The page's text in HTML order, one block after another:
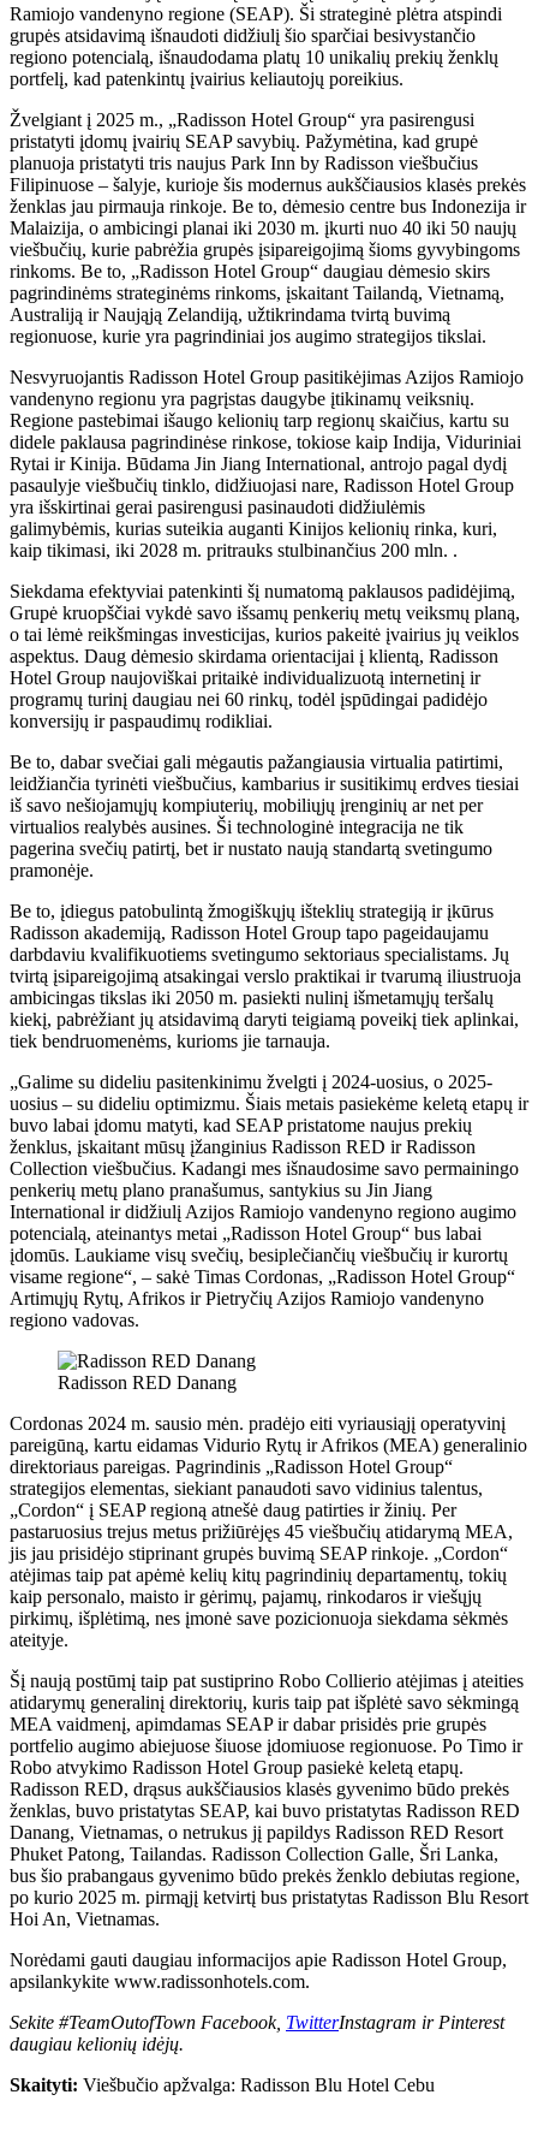
Ramiojo vandenyno regione (SEAP). Ši strateginė plėtra atspindi
grupės atsidavimą išnaudoti didžiulį šio sparčiai besivystančio
regiono potencialą, išnaudodama platų 10 unikalių prekių ženklų
portfelį, kad patenkintų įvairius keliautojų poreikius.
Žvelgiant į 2025 m., „Radisson Hotel Group“ yra pasirengusi
pristatyti įdomų įvairių SEAP savybių. Pažymėtina, kad grupė
planuoja pristatyti tris naujus Park Inn by Radisson viešbučius
Filipinuose – šalyje, kurioje šis modernus aukščiausios klasės prekės
ženklas jau pirmauja rinkoje. Be to, dėmesio centre bus Indonezija ir
Malaizija, o ambicingi planai iki 2030 m. įkurti nuo 40 iki 50 naujų
viešbučių, kurie pabrėžia grupės įsipareigojimą šioms gyvybingoms
rinkoms. Be to, „Radisson Hotel Group“ daugiau dėmesio skirs
pagrindinėms strateginėms rinkoms, įskaitant Tailandą, Vietnamą,
Australiją ir Naująją Zelandiją, užtikrindama tvirtą buvimą
regionuose, kurie yra pagrindiniai jos augimo strategijos tikslai.
Nesvyruojantis Radisson Hotel Group pasitikėjimas Azijos Ramiojo
vandenyno regionu yra pagrįstas daugybe įtikinamų veiksnių.
Regione pastebimai išaugo kelionių tarp regionų skaičius, kartu su
didele paklausa pagrindinėse rinkose, tokiose kaip Indija, Viduriniai
Rytai ir Kinija. Būdama Jin Jiang International, antrojo pagal dydį
pasaulyje viešbučių tinklo, didžiuojasi nare, Radisson Hotel Group
yra išskirtinai gerai pasirengusi pasinaudoti didžiulėmis
galimybėmis, kurias suteikia auganti Kinijos kelionių rinka, kuri,
kaip tikimasi, iki 2028 m. pritrauks stulbinančius 200 mln. .
Siekdama efektyviai patenkinti šį numatomą paklausos padidėjimą,
Grupė kruopščiai vykdė savo išsamų penkerių metų veiksmų planą,
o tai lėmė reikšmingas investicijas, kurios pakeitė įvairius jų veiklos
aspektus. Daug dėmesio skirdama orientacijai į klientą, Radisson
Hotel Group naujoviškai pritaikė individualizuotą internetinį ir
programų turinį daugiau nei 60 rinkų, todėl įspūdingai padidėjo
konversijų ir paspaudimų rodikliai.
Be to, dabar svečiai gali mėgautis pažangiausia virtualia patirtimi,
leidžiančia tyrinėti viešbučius, kambarius ir susitikimų erdves tiesiai
iš savo nešiojamųjų kompiuterių, mobiliųjų įrenginių ar net per
virtualios realybės ausines. Ši technologinė integracija ne tik
pagerina svečių patirtį, bet ir nustato naują standartą svetingumo
pramonėje.
Be to, įdiegus patobulintą žmogiškųjų išteklių strategiją ir įkūrus
Radisson akademiją, Radisson Hotel Group tapo pageidaujamu
darbdaviu kvalifikuotiems svetingumo sektoriaus specialistams. Jų
tvirtą įsipareigojimą atsakingai verslo praktikai ir tvarumą iliustruoja
ambicingas tikslas iki 2050 m. pasiekti nulinį išmetamųjų teršalų
kiekį, pabrėžiant jų atsidavimą daryti teigiamą poveikį tiek aplinkai,
tiek bendruomenėms, kurioms jie tarnauja.
„Galime su dideliu pasitenkinimu žvelgti į 2024-uosius, o 2025-
uosius – su dideliu optimizmu. Šiais metais pasiekėme keletą etapų ir
buvo labai įdomu matyti, kad SEAP pristatome naujus prekių
ženklus, įskaitant mūsų įžanginius Radisson RED ir Radisson
Collection viešbučius. Kadangi mes išnaudosime savo permainingo
penkerių metų plano pranašumus, santykius su Jin Jiang
International ir didžiulį Azijos Ramiojo vandenyno regiono augimo
potencialą, ateinantys metai „Radisson Hotel Group“ bus labai
įdomūs. Laukiame visų svečių, besiplečiančių viešbučių ir kurortų
visame regione“, – sakė Timas Cordonas, „Radisson Hotel Group“
Artimųjų Rytų, Afrikos ir Pietryčių Azijos Ramiojo vandenyno
regiono vadovas.
Radisson RED Danang
Cordonas 2024 m. sausio mėn. pradėjo eiti vyriausiąjį operatyvinį
pareigūną, kartu eidamas Vidurio Rytų ir Afrikos (MEA) generalinio
direktoriaus pareigas. Pagrindinis „Radisson Hotel Group“
strategijos elementas, siekiant panaudoti savo vidinius talentus,
„Cordon“ į SEAP regioną atnešė daug patirties ir žinių. Per
pastaruosius trejus metus prižiūrėjęs 45 viešbučių atidarymą MEA,
jis jau prisidėjo stiprinant grupės buvimą SEAP rinkoje. „Cordon“
atėjimas taip pat apėmė kelių kitų pagrindinių departamentų, tokių
kaip personalo, maisto ir gėrimų, pajamų, rinkodaros ir viešųjų
pirkimų, išplėtimą, nes įmonė save pozicionuoja siekdama sėkmės
ateityje.
Šį naują postūmį taip pat sustiprino Robo Collierio atėjimas į ateities
atidarymų generalinį direktorių, kuris taip pat išplėtė savo sėkmingą
MEA vaidmenį, apimdamas SEAP ir dabar prisidės prie grupės
portfelio augimo abiejuose šiuose įdomiuose regionuose. Po Timo ir
Robo atvykimo Radisson Hotel Group pasiekė keletą etapų.
Radisson RED, drąsus aukščiausios klasės gyvenimo būdo prekės
ženklas, buvo pristatytas SEAP, kai buvo pristatytas Radisson RED
Danang, Vietnamas, o netrukus jį papildys Radisson RED Resort
Phuket Patong, Tailandas. Radisson Collection Galle, Šri Lanka,
bus šio prabangaus gyvenimo būdo prekės ženklo debiutas regione,
po kurio 2025 m. pirmąjį ketvirtį bus pristatytas Radisson Blu Resort
Hoi An, Vietnamas.
Norėdami gauti daugiau informacijos apie Radisson Hotel Group,
apsilankykite www.radissonhotels.com.
Sekite #TeamOutofTown Facebook, TwitterInstagram ir Pinterest
daugiau kelionių idėjų.
Skaityti: Viešbučio apžvalga: Radisson Blu Hotel Cebu